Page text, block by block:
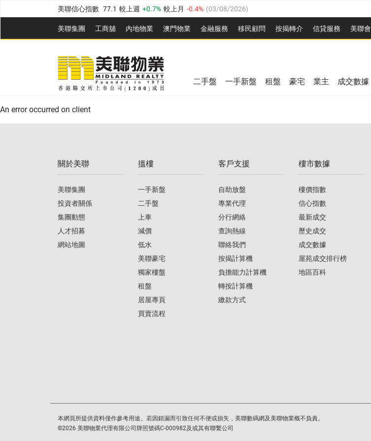
美聯信心指數 77.1 較上週 0.7% 較上月 -0.4% (03/08/2026)
全港樓價指數 149.1 較上週 0% 較上月 0.4% (03/08/2026)
港島樓價指數 157.4 較上週 -0.3% 較上月 -0.8% (03/08/2026)
九龍樓價指數 156.4 較上週 -0.1%
新界樓價指數 134.8 較上週 0.1% 0.9% 03/08/2026
美聯信心指數 77.1 較上週 0.7% 較上月
美聯集團 工商舖 內地物業 澳門物業 金融服務 移民顧問 按揭轉介 信貸服務 美聯會
全港樓價指數 149.1 較上週 0% 較上月
美聯信心指數 較上週 0.7% 03/08/2026)
二手盤 一手新盤 租盤 豪宅 業主 成交數據
An error occurred on client
關於美聯
美聯集團
投資者關係
集團動態
人才招募
網站地圖
搵樓
一手新盤
二手盤
上車
減價
低水
美聯豪宅
獨家樓盤
租盤
居屋專頁
買賣流程
客戶支援
自助放盤
專業代理
分行網絡
查詢熱線
聯絡我們
按揭計算機
負擔能力計算機
轉按計算機
繳款方式
樓市數據
樓價指數
信心指數
最新成交
歷史成交
成交數據
屋苑成交排行榜
地區百科
本網頁所提供資料僅作參考用途。若因錯漏而引致任何不便或損失，美聯數碼網及美聯物業概不負責。
©2026 美聯物業代理有限公司牌照號碼C-000982及或其有聯繫公司